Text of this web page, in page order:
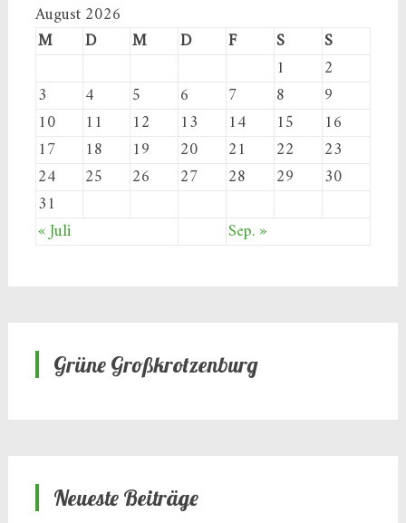
August 2026
M
D M D F S
S
1
2
3
4 5 6 7 8
9
10
11 12 13 14 15
16
17
18 19 20 21 22
23
24
25 26 27 28 29
30
31
« Juli
Sep. »
Grüne Großkrotzenburg
Neueste Beiträge